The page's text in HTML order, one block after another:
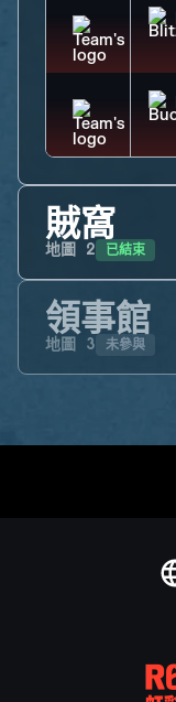
賊窩
地圖 2 已結束
領事館
地圖 3 未參與